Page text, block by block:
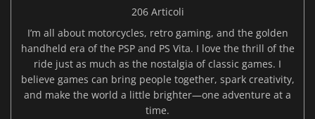
206 Articoli
I’m all about motorcycles, retro gaming, and the golden
handheld era of the PSP and PS Vita. I love the thrill of the
ride just as much as the nostalgia of classic games. I
believe games can bring people together, spark creativity,
and make the world a little brighter—one adventure at a
time.